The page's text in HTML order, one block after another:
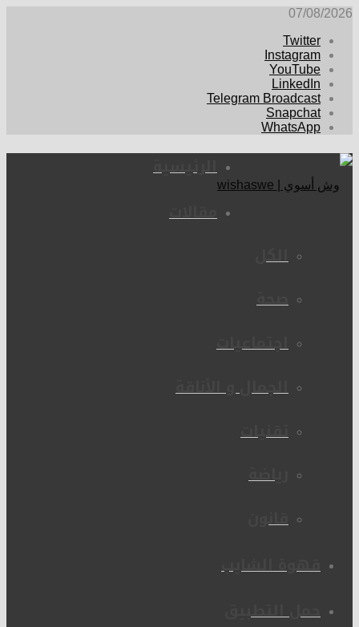
07/08/2026
Twitter
Instagram
YouTube
LinkedIn
Telegram Broadcast
Snapchat
WhatsApp
الرئيسية
مقالات
الكل
صحة
اجتماعيات
الجمال و الأناقة
تقنيات
رياضة
قانون
قهوة الشايب
حمل التطبيق